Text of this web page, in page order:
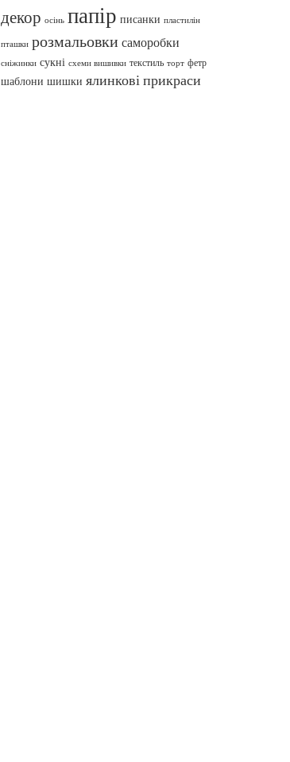
декор осінь папір писанки пластилін
пташки розмальовки саморобки
сніжинки сукні схеми вишивки текстиль торт фетр
шаблони шишки ялинкові прикраси